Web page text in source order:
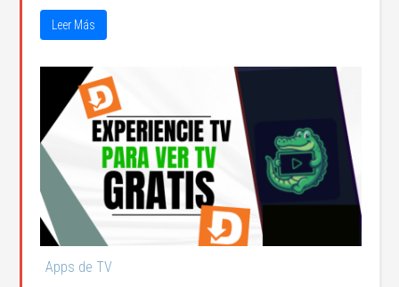
Leer Más
Apps de TV